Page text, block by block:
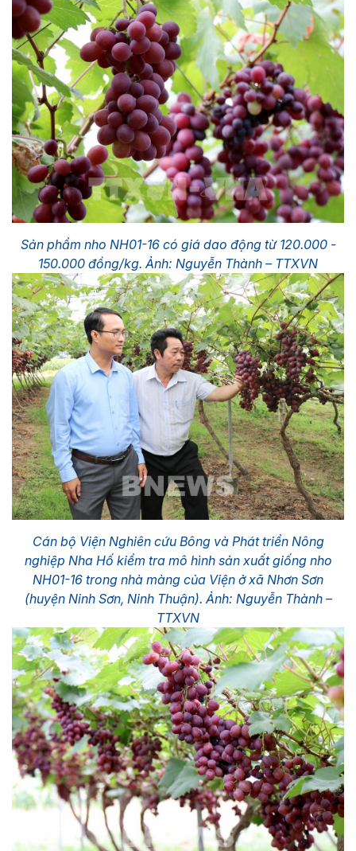
Sản phẩm nho NH01-16 có giá dao động từ 120.000 -
150.000 đồng/kg. Ảnh: Nguyễn Thành – TTXVN
Cán bộ Viện Nghiên cứu Bông và Phát triển Nông
nghiệp Nha Hố kiểm tra mô hình sản xuất giống nho
NH01-16 trong nhà màng của Viện ở xã Nhơn Sơn
(huyện Ninh Sơn, Ninh Thuận). Ảnh: Nguyễn Thành –
TTXVN